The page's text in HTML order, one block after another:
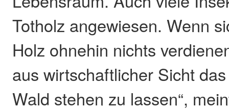
Totholz angewiesen. Wenn
Holz ohnehin nichts
aus wirtschaftlicher Sicht
Wald stehen zu lassen“,